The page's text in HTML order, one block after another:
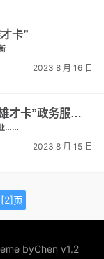
卡”
……
2023 8 月 16 日
才卡”政务服…
……
2023 8 月 15 日
页
byChen v1.2